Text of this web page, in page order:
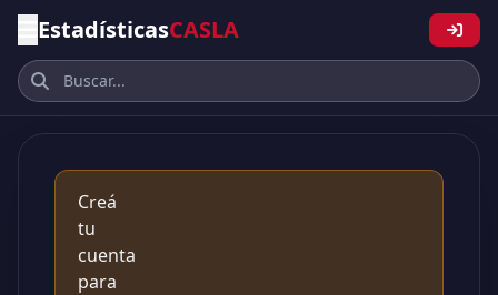
EstadísticasCASLA
Creá
tu
cuenta
para